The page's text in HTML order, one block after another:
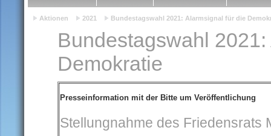
Aktionen 2021 Bundestagswahl 2021: Alarmsignal für die
Bundestagswahl
Demokratie
Presseinformation mit der Bitte um Veröffentlichung
Stellungnahme des Friedensrats